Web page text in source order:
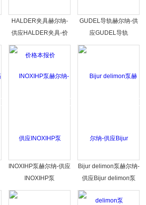
HALDER夹具赫尔纳-
供应HALDER夹具-价
格本报价
GUDEL导轨赫尔纳-供
应GUDEL导轨
INOXIHP泵赫尔纳-供应
INOXIHP泵
Bijur delimon泵赫尔纳-
供应Bijur delimon泵